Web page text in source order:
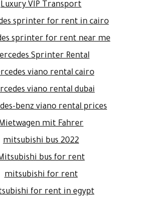
Luxury VIP Transport
sprinter for rent in cairo
sprinter for rent near me
Sprinter Rental
viano rental cairo
viano rental dubai
benz viano rental prices
mit Fahrer
mitsubishi bus 2022
bus for rent
mitsubishi for rent
for rent in egypt